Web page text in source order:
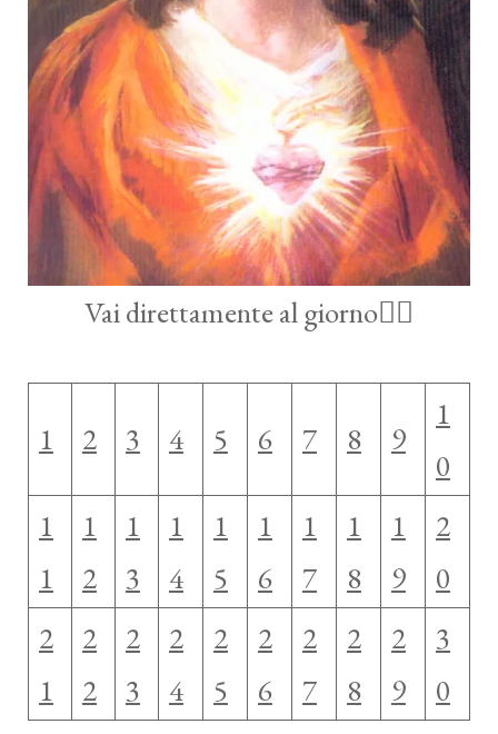
Vai direttamente al giorno👇🏻
1 2 3 4 5 6 7 8 9
1
0
1
1
1
2
1
3
1
4
1
5
1
6
1
7
1
8
1
9
2
0
2
1
2
2
2
3
2
4
2
5
2
6
2
7
2
8
2
9
3
0